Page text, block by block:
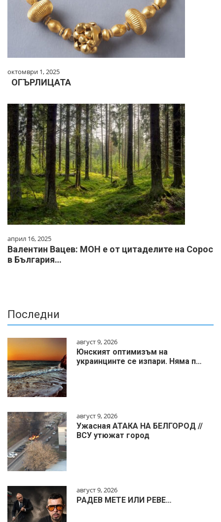
октомври 1, 2025
ОГЪРЛИЦАТА
април 16, 2025
Валентин Вацев: МОН е от цитаделите на Сорос
в България…
Последни
август 9, 2026
Юнският оптимизъм на
украинцинте се изпари. Няма п…
август 9, 2026
Ужасная АТАКА НА БЕЛГОРОД //
ВСУ утюжат город
август 9, 2026
РАДЕВ МЕТЕ ИЛИ РЕВЕ…